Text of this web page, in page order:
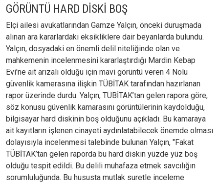
GÖRÜNTÜ HARD DİSKİ BOŞ
Elçi ailesi avukatlarından Gamze Yalçın, önceki duruşmada
alınan ara kararlardaki eksikliklere dair beyanlarda bulundu.
Yalçın, dosyadaki en önemli delil niteliğinde olan ve
mahkemenin incelenmesini kararlaştırdığı Mardin Kebap
Evi'ne ait arızalı olduğu için mavi görüntü veren 4 Nolu
güvenlik kamerasına ilişkin TÜBİTAK tarafından hazırlanan
rapor üzerinde durdu. Yalçın, TÜBİTAK’tan gelen rapora göre,
söz konusu güvenlik kamarasını görüntülerinin kaydolduğu,
bilgisayar hard diskinin boş olduğunu açıkladı. Bu kamaraya
ait kayıtların işlenen cinayeti aydınlatabilecek önemde olması
dolayısıyla incelenmesi talebinde bulunan Yalçın, "Fakat
TÜBİTAK’tan gelen raporda bu hard diskin yüzde yüz boş
olduğu tespit edildi. Bu delili muhafaza etmek savcılığın
sorumluluğunda. Bu hususta mutlak suretle inceleme